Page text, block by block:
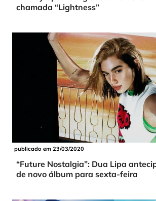
chamada “Lightness”
publicado em 23/03/2020
“Future Nostalgia”: Dua Lipa
de novo álbum para sexta-feira